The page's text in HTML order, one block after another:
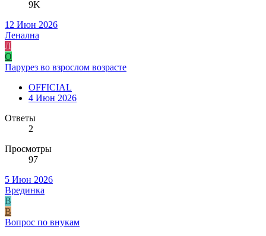
9K
12 Июн 2026
Ленална
Л
O
Парурез во взрослом возрасте
OFFICIAL
4 Июн 2026
Ответы
2
Просмотры
97
5 Июн 2026
Врединка
В
В
Вопрос по внукам